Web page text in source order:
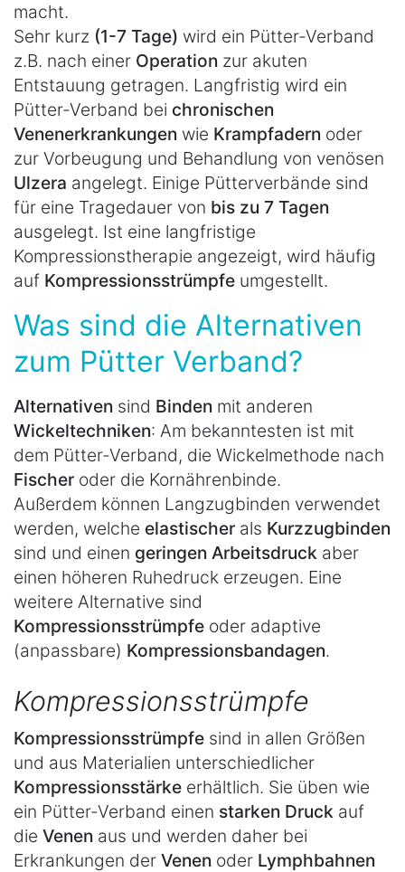
macht.
Sehr kurz (1-7 Tage) wird ein Pütter-Verband
z.B. nach einer Operation zur akuten
Entstauung getragen. Langfristig wird ein
Pütter-Verband bei chronischen
Venenerkrankungen wie Krampfadern oder
zur Vorbeugung und Behandlung von venösen
Ulzera angelegt. Einige Pütterverbände sind
für eine Tragedauer von bis zu 7 Tagen
ausgelegt. Ist eine langfristige
Kompressionstherapie angezeigt, wird häufig
auf Kompressionsstrümpfe umgestellt.
Was sind die Alternativen
zum Pütter Verband?
Alternativen sind Binden mit anderen
Wickeltechniken: Am bekanntesten ist mit
dem Pütter-Verband, die Wickelmethode nach
Fischer oder die Kornährenbinde.
Außerdem können Langzugbinden verwendet
werden, welche elastischer als Kurzzugbinden
sind und einen geringen Arbeitsdruck aber
einen höheren Ruhedruck erzeugen. Eine
weitere Alternative sind
Kompressionsstrümpfe oder adaptive
(anpassbare) Kompressionsbandagen.
Kompressionsstrümpfe
Kompressionsstrümpfe sind in allen Größen
und aus Materialien unterschiedlicher
Kompressionsstärke erhältlich. Sie üben wie
ein Pütter-Verband einen starken Druck auf
die Venen aus und werden daher bei
Erkrankungen der Venen oder Lymphbahnen